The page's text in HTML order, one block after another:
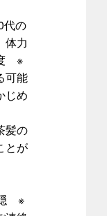
の
体力
※
可能
じめ
髪の
とが
※